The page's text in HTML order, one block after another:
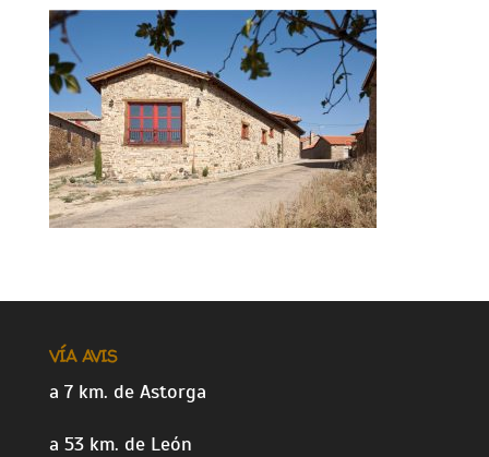
VÍA AVIS
a 7 km. de Astorga
a 53 km. de León